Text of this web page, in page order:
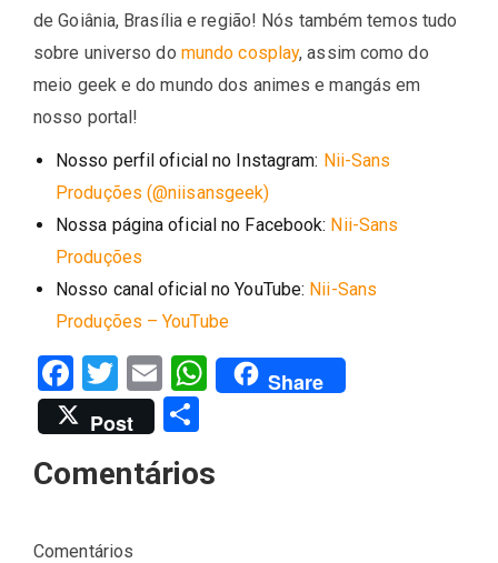
de Goiânia, Brasília e região! Nós também temos tudo
sobre universo do mundo cosplay, assim como do
meio geek e do mundo dos animes e mangás em
nosso portal!
Nosso perfil oficial no Instagram: Nii-Sans
Produções (@niisansgeek)
Nossa página oficial no Facebook: Nii-Sans
Produções
Nosso canal oficial no YouTube: Nii-Sans
Produções – YouTube
Facebook
Twitter
EmailWhatsApp
Share
Post
Comentários
Comentários